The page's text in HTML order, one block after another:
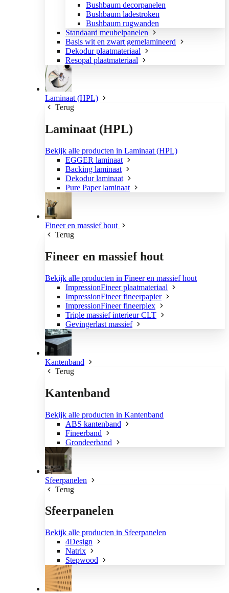
Bushbaum decorpanelen
Bushbaum ladestroken
Bushbaum rugwanden
Standaard meubelpanelen
Basis wit en zwart gemelamineerd
Dekodur plaatmateriaal
Resopal plaatmateriaal
Laminaat (HPL)
Terug
Laminaat (HPL)
Bekijk alle producten in Laminaat (HPL)
EGGER laminaat
Backing laminaat
Dekodur laminaat
Pure Paper laminaat
Fineer en massief hout
Terug
Fineer en massief hout
Bekijk alle producten in Fineer en massief hout
ImpressionFineer plaatmateriaal
ImpressionFineer fineerpapier
ImpressionFineer fineerplex
Triple massief interieur CLT
Gevingerlast massief
Kantenband
Terug
Kantenband
Bekijk alle producten in Kantenband
ABS kantenband
Fineerband
Grondeerband
Sfeerpanelen
Terug
Sfeerpanelen
Bekijk alle producten in Sfeerpanelen
4Design
Natrix
Stepwood